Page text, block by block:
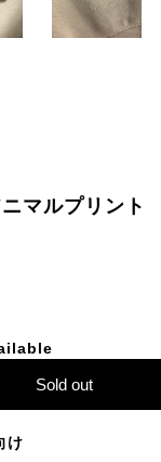
マルプリント
Sold out
け